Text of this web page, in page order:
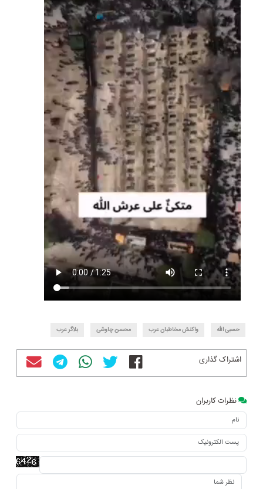
حسبی الله واکنش مخاطبان عرب محسن چاوشی بلاگر عرب
اشتراک گذاری
نظرات کاربران